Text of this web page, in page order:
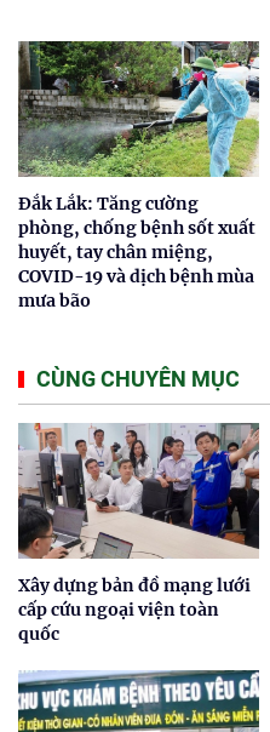
Đắk Lắk: Tăng cường
phòng, chống bệnh sốt xuất
huyết, tay chân miệng,
COVID-19 và dịch bệnh mùa
mưa bão
CÙNG CHUYÊN MỤC
Xây dựng bản đồ mạng lưới
cấp cứu ngoại viện toàn
quốc